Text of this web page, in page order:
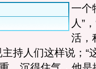
一个
人”
活，
持人们这样说；“